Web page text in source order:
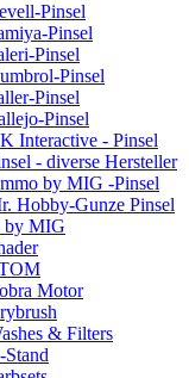
Pinsel
Pinsel
Pinsel
Pinsel
Pinsel
Pinsel
Interactive - Pinsel
- diverse Hersteller
by MIG -Pinsel
Hobby-Gunze Pinsel
MIG
Motor
& Filters
Stand